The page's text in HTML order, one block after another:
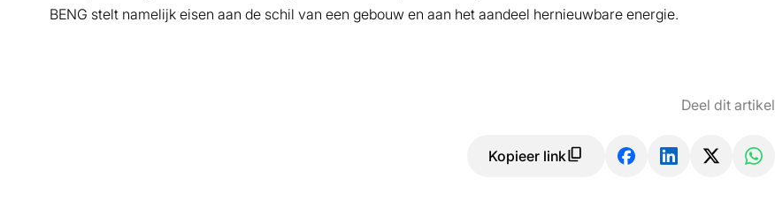
BENG stelt namelijk eisen aan de schil van een gebouw en aan het aandeel hernieuwbare energie.
Deel dit artikel
Kopieer link